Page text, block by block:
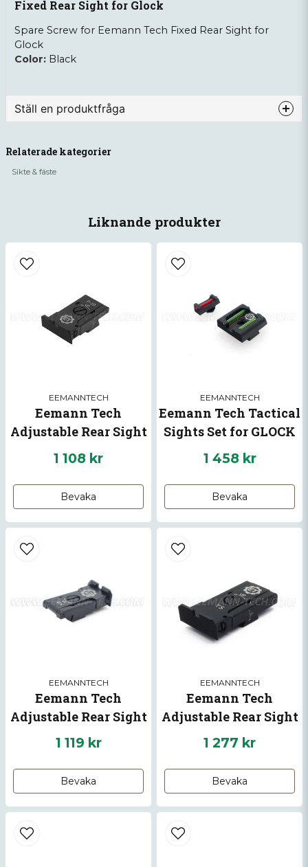
Liknande produkter
EEMANNTECH
Eemann Tech
Adjustable Rear Sight
for CZ P-10
1 108 kr
Bevaka
EEMANNTECH
Eemann Tech Tactical
Sights Set for GLOCK
1 458 kr
Bevaka
EEMANNTECH
Eemann Tech
Adjustable Rear Sight
for CZ SP-01 SHADOW,
1 119 kr
Bevaka
EEMANNTECH
Eemann Tech
Adjustable Rear Sight
For CZ 75 TS/TS2
1 277 kr
Bevaka
Fixed Rear Sight for Glock
Spare Screw for Eemann Tech Fixed Rear Sight for
Glock
Color: Black
Ställ en produktfråga
Fråga oss något om denna produkten...
email
Mejladress
Ja, ni får publicera min fråga
Relaterade kategorier
Sikte & fäste